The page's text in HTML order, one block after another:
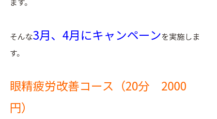
そんな3月、4月にキャンペーンを実施しま
す。
眼精疲労改善コース（20分 2000
円）